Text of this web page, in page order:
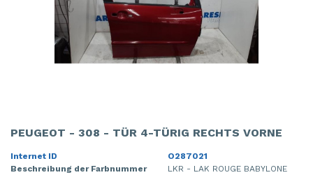
PEUGEOT - 308 - TÜR 4-TÜRIG RECHTS VORNE
Internet ID
O287021
Beschreibung der Farbnummer
LKR - LAK ROUGE BABYLONE